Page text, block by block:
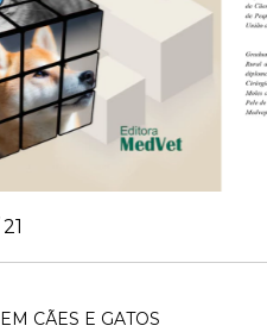
21
CÃES E GATOS